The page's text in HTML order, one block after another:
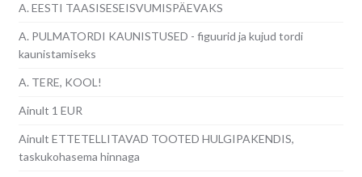
A. EESTI TAASISESEISVUMISPÄEVAKS
A. PULMATORDI KAUNISTUSED - figuurid ja kujud tordi
kaunistamiseks
A. TERE, KOOL!
Ainult 1 EUR
Ainult ETTETELLITAVAD TOOTED HULGIPAKENDIS,
taskukohasema hinnaga